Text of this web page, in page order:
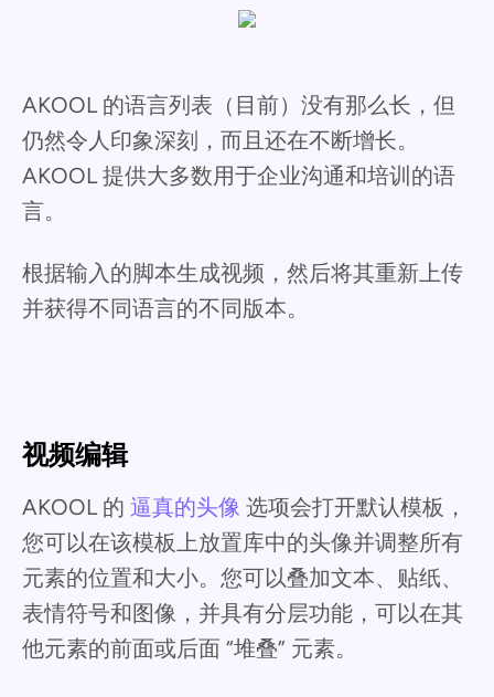
AKOOL 的语言列表（目前）没有那么长，但
仍然令人印象深刻，而且还在不断增长。
AKOOL 提供大多数用于企业沟通和培训的语
言。
根据输入的脚本生成视频，然后将其重新上传
并获得不同语言的不同版本。
视频编辑
AKOOL 的 逼真的头像 选项会打开默认模板，
您可以在该模板上放置库中的头像并调整所有
元素的位置和大小。您可以叠加文本、贴纸、
表情符号和图像，并具有分层功能，可以在其
他元素的前面或后面 “堆叠” 元素。